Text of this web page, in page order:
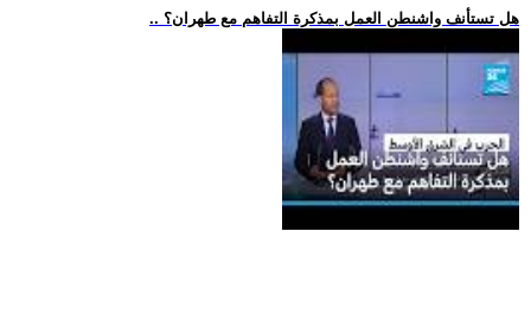
.. هل تستأنف واشنطن العمل بمذكرة التفاهم مع طهران؟